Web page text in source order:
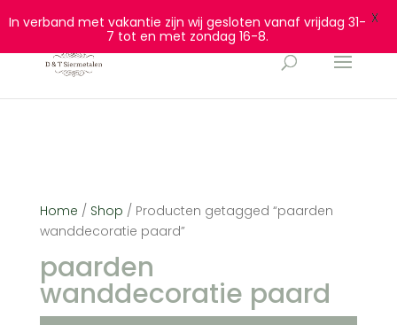
0628932940 info@dtsiermetalen.nl
Home / Shop / Producten getagged “paarden
wanddecoratie paard”
paarden
wanddecoratie paard
In verband met vakantie zijn wij gesloten vanaf vrijdag 31-
7 tot en met zondag 16-8.
X